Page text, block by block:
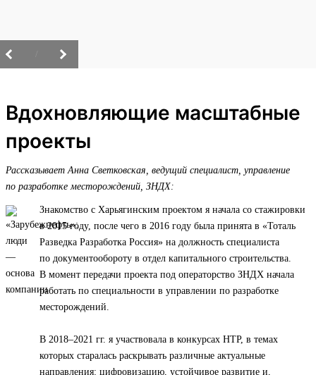
Вдохновляющие масштабные
проекты
Рассказывает Анна Светковская, ведущий специалист, управление
по разработке месторождений, ЗНДХ:
Знакомство с Харьягинским проектом я начала со стажировки
в 2015 году, после чего в 2016 году была принята в «Тоталь
Разведка Разработка Россия» на должность специалиста
по документообороту в отдел капитального строительства.
В момент передачи проекта под операторство ЗНДХ начала
работать по специальности в управлении по разработке
месторождений.
В 2018–2021 гг. я участвовала в конкурсах НТР, в темах
которых старалась раскрывать различные актуальные
направления: цифровизацию, устойчивое развитие и,